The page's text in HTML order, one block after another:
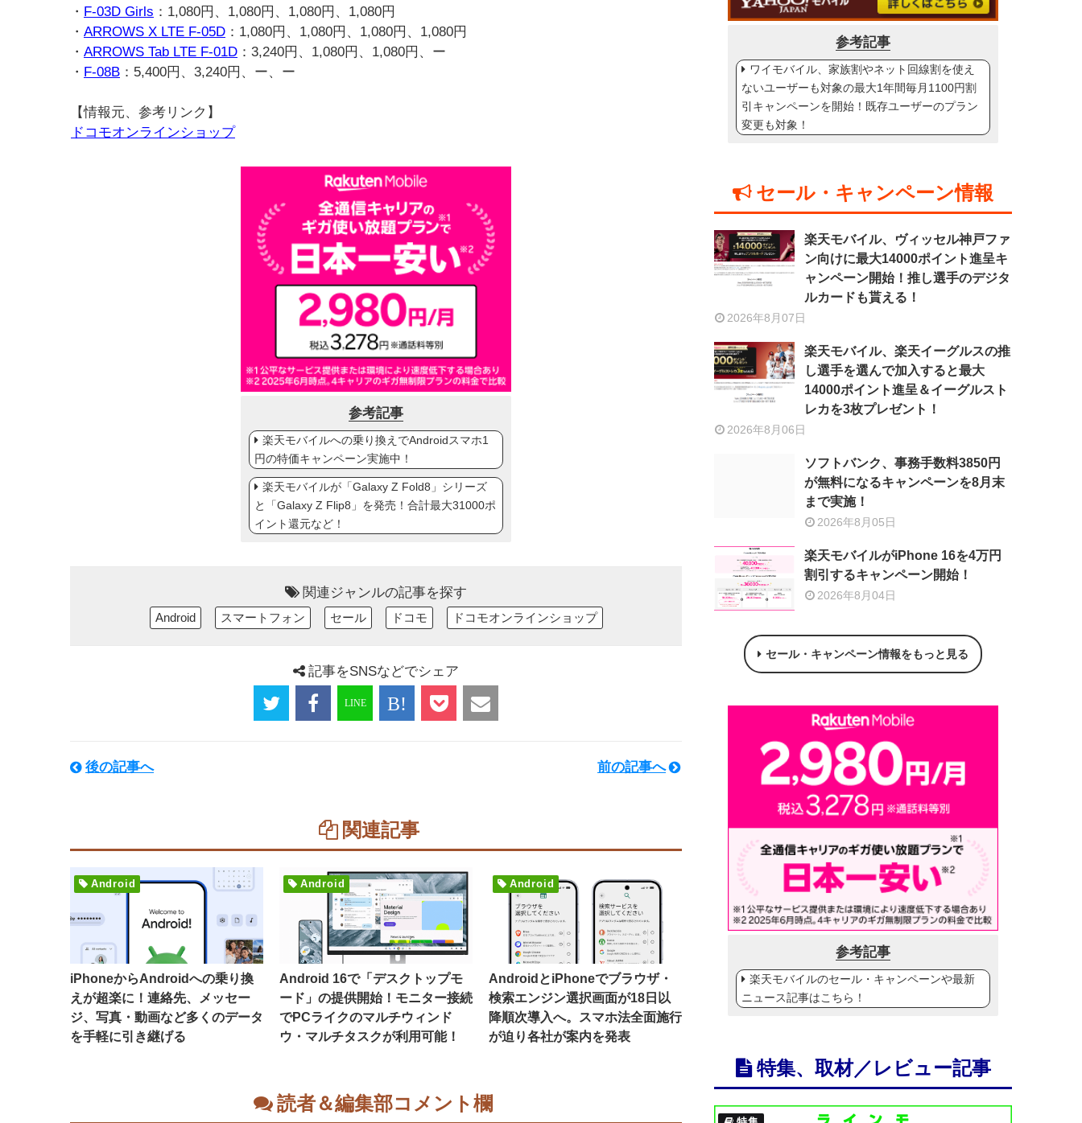
・ F-03D Girls ：1,080円、1,080円、1,080円、1,080円
・ ARROWS X LTE F-05D ：1,080円、1,080円、1,080円、1,080円
・ ARROWS Tab LTE F-01D ：3,240円、1,080円、1,080円、ー
・ F-08B ：5,400円、3,240円、ー、ー
【情報元、参考リンク】
ドコモオンラインショップ
参考記事
楽天モバイルへの乗り換えでAndroidスマホ1
円の特価キャンペーン実施中！
楽天モバイルが「Galaxy Z Fold8」シリーズ
と「Galaxy Z Flip8」を発売！合計最大31000ポ
イント還元など！
関連ジャンルの記事を探す
Android スマートフォン セール ドコモ ドコモオンラインショップ
記事をSNSなどでシェア
後の記事へ 前の記事へ
関連記事
Android
iPhoneからAndroidへの乗り換
えが超楽に！連絡先、メッセー
ジ、写真・動画など多くのデータ
を手軽に引き継げる
Android
Android 16で「デスクトップモ
ード」の提供開始！モニター接続
でPCライクのマルチウィンド
ウ・マルチタスクが利用可能！
Android
AndroidとiPhoneでブラウザ・
検索エンジン選択画面が18日以
降順次導入へ。スマホ法全面施行
が迫り各社が案内を発表
読者＆編集部コメント欄
参考記事
ワイモバイル、家族割やネット回線割を使え
ないユーザーも対象の最大1年間毎月1100円割
引キャンペーンを開始！既存ユーザーのプラン
変更も対象！
セール・キャンペーン情報
楽天モバイル、ヴィッセル神戸ファ
ン向けに最大14000ポイント進呈キ
ャンペーン開始！推し選手のデジタ
ルカードも貰える！
2026年8月07日
楽天モバイル、楽天イーグルスの推
し選手を選んで加入すると最大
14000ポイント進呈＆イーグルスト
レカを3枚プレゼント！
2026年8月06日
ソフトバンク、事務手数料3850円
が無料になるキャンペーンを8月末
まで実施！
2026年8月05日
楽天モバイルがiPhone 16を4万円
割引するキャンペーン開始！
2026年8月04日
セール・キャンペーン情報をもっと見る
参考記事
楽天モバイルのセール・キャンペーンや最新
ニュース記事はこちら！
特集、取材／レビュー記事